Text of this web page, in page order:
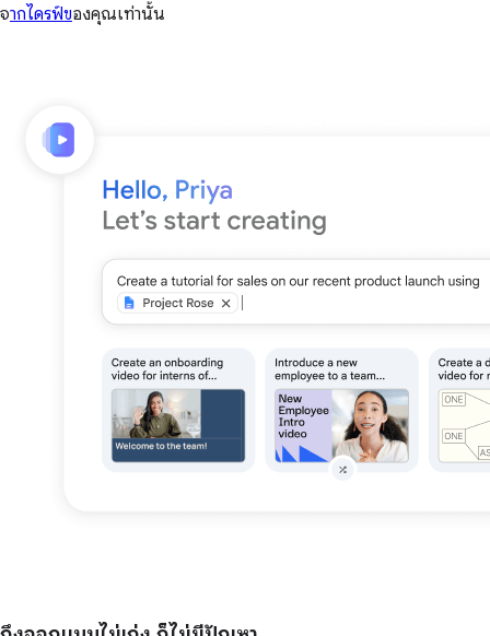
จากไดรฟ์ของคุณเท่านั้น